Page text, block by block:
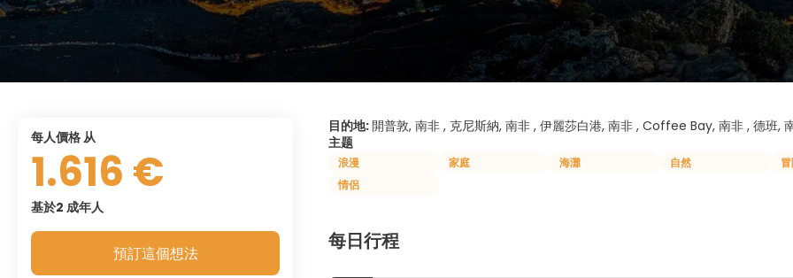
目的地: 開普敦, 南非 , 克尼斯納, 南非 , 伊麗莎白港, 南非 , Coffee Bay, 南非 , 德班,
主题
浪漫 家庭 海灘 自然
情侶
每日行程
每人價格 从
1.616 €
基於2 成年人
預訂這個想法